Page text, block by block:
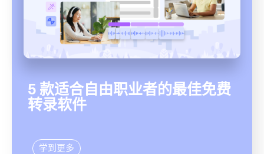
5 款适合自由职业者的最佳免费
转录软件
学到更多